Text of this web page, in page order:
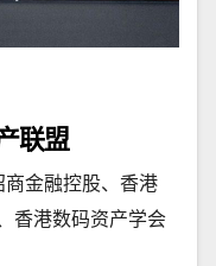
联盟
金融控股、香港
香港数码资产学会